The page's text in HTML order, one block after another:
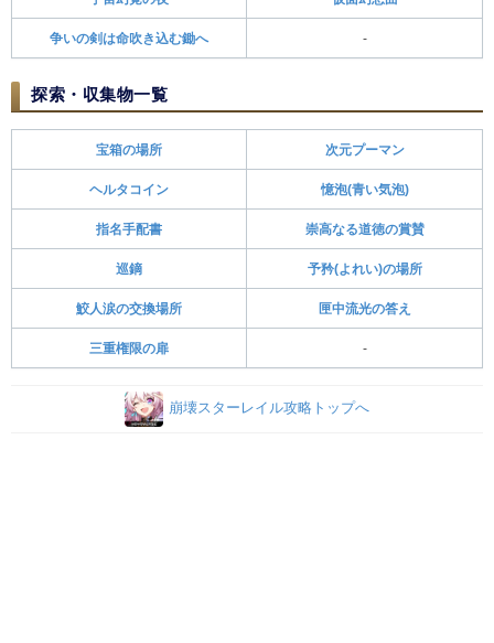
争いの剣は命吹き込む鋤へ -
探索・収集物一覧
宝箱の場所 次元プーマン
ヘルタコイン 憶泡(青い気泡)
指名手配書 崇高なる道徳の賞賛
巡鏑 予矜(よれい)の場所
鮫人涙の交換場所 匣中流光の答え
三重権限の扉 -
崩壊スターレイル攻略トップへ